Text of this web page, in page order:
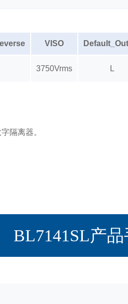
VISO
3750Vrms L
隔离器。
BL7141SL产